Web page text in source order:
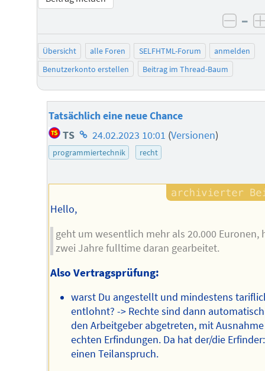
–
Übersicht alle Foren SELFHTML-Forum
anmelden
Benutzerkonto erstellen
Beitrag im Thread-Baum
Tatsächlich eine neue Chance
TS Homepage
des
24.02.2023 10:01 (Versionen)
programmiertechnik recht
Hello,
geht um wesentlich mehr als 20.000 Euronen,
zwei Jahre fulltime daran gearbeitet.
Also Vertragsprüfung:
warst Du angestellt und mindestens
entlohnt? -> Rechte sind dann
den Arbeitgeber abgetreten, mit
echten Erfindungen. Da hat der/die
einen Teilanspruch.